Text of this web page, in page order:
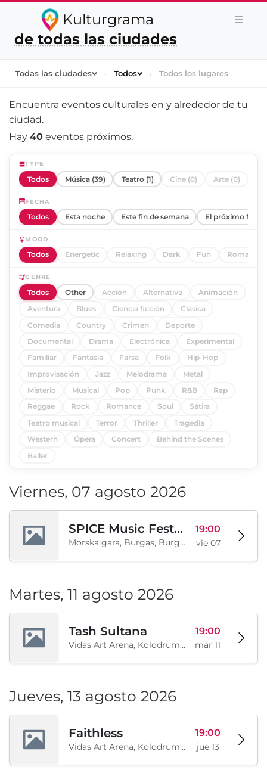
Kulturgrama
de todas las ciudades
Todas las ciudades › Todos › Todos los lugares
Encuentra eventos culturales en y alrededor de tu
ciudad.
Hay 40 eventos próximos.
TYPE
Todos Música (39) Teatro (1) Cine (0) Arte (0)
FECHA
Todos Esta noche Este fin de semana El próximo fin
MOOD
Todos Energetic Relaxing Dark Fun Romantic
GENRE
Todos Other Acción Alternativa
Animación
Aventura
Blues Ciencia ficción
Clásica
Comedia
Country Crimen
Deporte
Documental
Drama Electrónica
Experimental
Familiar
Fantasía Farsa Folk
Hip-Hop
Improvisación
Jazz Melodrama
Metal
Misterio
Musical Pop Punk R&B
Rap
Reggae
Rock Romance Soul
Sátira
Teatro musical
Terror Thriller
Tragedia
Western
Ópera Concert
Behind the Scenes
Ballet
Viernes, 07 agosto 2026
SPICE Music Festival 2026
Morska gara, Burgas, Burgas, BG
19:00
vie 07
Martes, 11 agosto 2026
Tash Sultana
Vidas Art Arena, Kolodrum, Borisova gradina, Sofía, BG
19:00
mar 11
Jueves, 13 agosto 2026
Faithless
Vidas Art Arena, Kolodrum, Borisova gradina, Sofía, BG
19:00
jue 13